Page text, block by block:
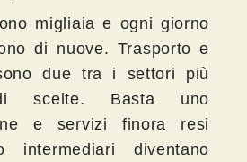
migliaia e ogni giorno
di nuove. Trasporto e
due tra i settori più
scelte. Basta uno
e servizi finora resi
intermediari diventano